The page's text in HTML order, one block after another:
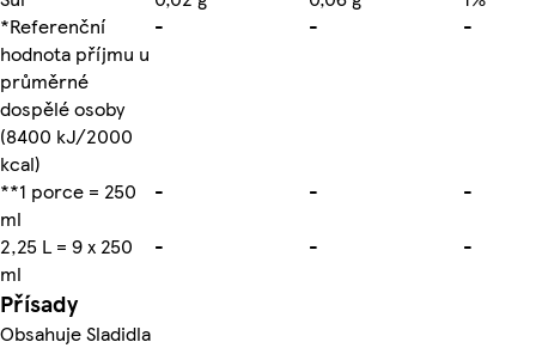
*Referenční
hodnota příjmu u
průměrné
dospělé osoby
(8400 kJ/2000
kcal)
- - -
**1 porce = 250
ml
- -
-
2,25 L = 9 x 250
ml
- - -
Přísady
Obsahuje Sladidla